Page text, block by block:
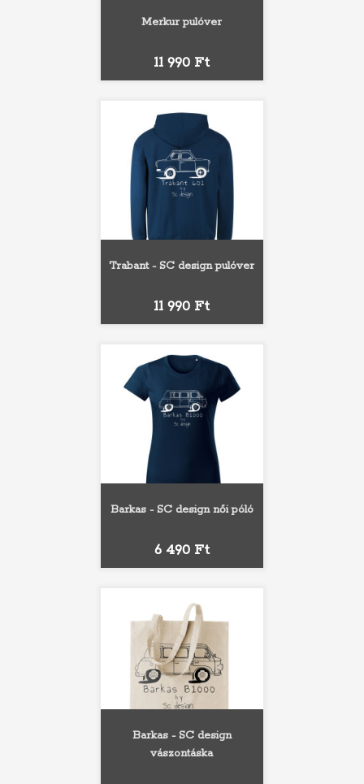
Merkur pulóver
Ár
11 990 Ft
Trabant - SC design pulóver
Ár
11 990 Ft
Barkas - SC design női póló
Ár
6 490 Ft
Barkas - SC design
vászontáska